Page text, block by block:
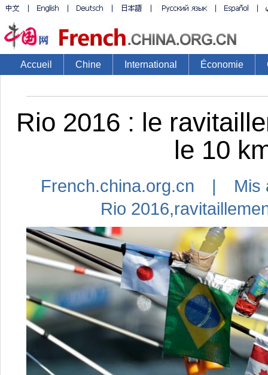
Accueil Chine International Économie
Rio 2016 : le
le 10
French.china.org.cn |
Rio 2016,